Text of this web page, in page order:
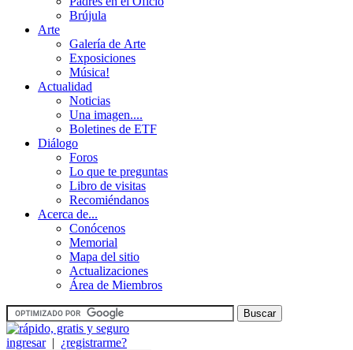
Brújula
Arte
Galería de Arte
Exposiciones
Música!
Actualidad
Noticias
Una imagen....
Boletines de ETF
Diálogo
Foros
Lo que te preguntas
Libro de visitas
Recomiéndanos
Acerca de...
Conócenos
Memorial
Mapa del sitio
Actualizaciones
Área de Miembros
ingresar| ¿registrarme?